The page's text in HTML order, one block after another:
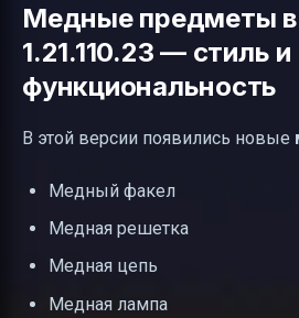
Медные предметы в
1.21.110.23 — стиль и
функциональность
В этой версии появились новые
Медный факел
Медная решетка
Медная цепь
Медная лампа